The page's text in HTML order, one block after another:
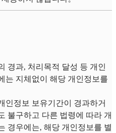
경과, 처리목적 달성 등 개인
는 지체없이 해당 개인정보를
정보 보유기간이 경과하거
불구하고 다른 법령에 따라 개
경우에는, 해당 개인정보를 별